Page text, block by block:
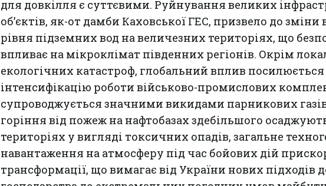
для довкілля є суттєвими. Руйнування великих
об’єктів, як-от дамби Каховської ГЕС, призвело до зміни
рівня підземних вод на величезних територіях, що
впливає на мікроклімат південних регіонів. Окрім
екологічних катастроф, глобальний вплив посилюється
інтенсифікацію роботи військово-промислових
супроводжується значними викидами парникових
горіння від пожеж на нафтобазах здебільшого
територіях у вигляді токсичних опадів, загальне
навантаження на атмосферу під час бойових дій
трансформації, що вимагає від України нових підходів